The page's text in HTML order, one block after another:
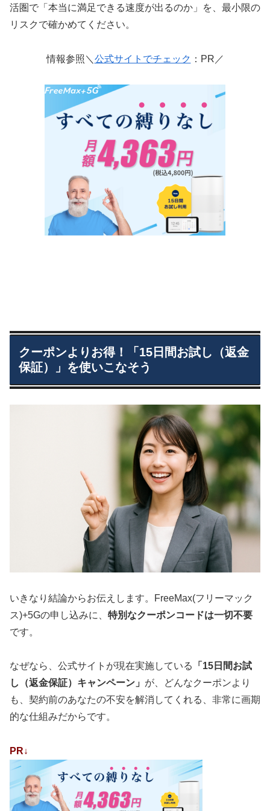
活圏で「本当に満足できる速度が出るのか」を、最小限の
リスクで確かめてください。
情報参照＼ 公式サイトでチェック ：PR／
クーポンよりお得！「15日間お試し（返金
保証）」を使いこなそう
いきなり結論からお伝えします。FreeMax(フリーマック
ス)+5Gの申し込みに、 特別なクーポンコードは一切不要
です。
なぜなら、公式サイトが現在実施している
「15日間お試
し（返金保証）キャンペーン」 が、どんなクーポンより
も、契約前のあなたの不安を解消してくれる、非常に画期
的な仕組みだからです。
PR↓